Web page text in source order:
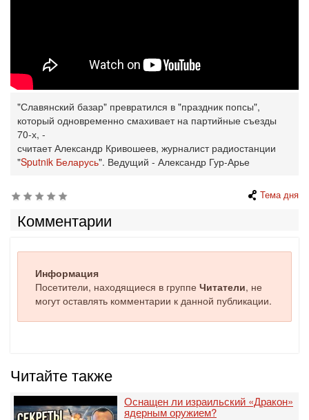
"Славянский базар" превратился в "праздник попсы",
который одновременно смахивает на партийные съезды
70-х, -
считает Александр Кривошеев, журналист радиостанции
"Sputnik Беларусь". Ведущий - Александр Гур-Арье
Тема дня
Комментарии
Информация
Посетители, находящиеся в группе Читатели, не
могут оставлять комментарии к данной публикации.
Читайте также
Оснащен ли израильский «Дракон»
ядерным оружием?